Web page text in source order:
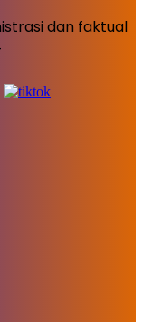
dan faktual